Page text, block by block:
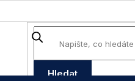
Hledat